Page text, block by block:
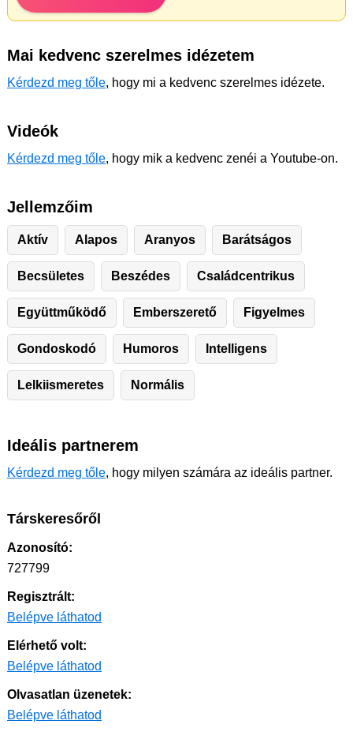
Mai kedvenc szerelmes idézetem
Kérdezd meg tőle, hogy mi a kedvenc szerelmes idézete.
Videók
Kérdezd meg tőle, hogy mik a kedvenc zenéi a Youtube-on.
Jellemzőim
Aktív Alapos Aranyos Barátságos
Becsületes Beszédes Családcentrikus
Együttműködő Emberszerető Figyelmes
Gondoskodó Humoros Intelligens
Lelkiismeretes Normális
Ideális partnerem
Kérdezd meg tőle, hogy milyen számára az ideális partner.
Társkeresőről
Azonosító:
727799
Regisztrált:
Belépve láthatod
Elérhető volt:
Belépve láthatod
Olvasatlan üzenetek:
Belépve láthatod